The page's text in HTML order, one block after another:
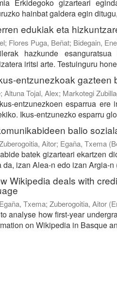
Erkidegoko gizarteari
hainbat galdera egin
edukiak eta
; Flores Puga, Beñat; Bidegain,
hazkunde
iritsi arte. Testuinguru
entzunezkoak gazteen
; Altuna Tojal, Alex; Markotegi
entzunezkoen esparrua
Ikus-entzunezko esparru
balio
Aitor; Egaña, Txema (
batek gizarteari ekartzen
izan Alea-n edo izan Argia-
Wikipedia deals with
Egaña, Txema; Zuberogoitia, Aitor (
analyse how first-year
on Wikipedia in Basque